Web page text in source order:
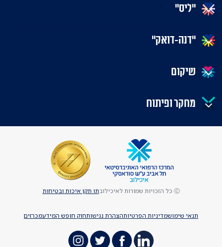
"ליס"
"דנה-דואק"
שיקום
מחקר ופיתוח
תנאי שימושמדיניות הפרטיותהצהרת נגישותחוק חופש המידעמכרזים
Ⓒ כל הזכויות שמורות לאיכילוב תו תקן איכות ובטיחות